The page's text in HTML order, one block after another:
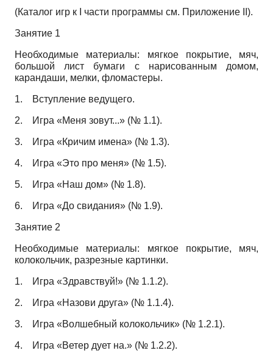
(Каталог игр к I части программы см. Приложение II).
Занятие 1
Необходимые материалы: мягкое покрытие, мяч,
большой лист бумаги с нарисованным домом,
карандаши, мелки, фломастеры.
1. Вступление ведущего.
2. Игра «Меня зовут...» (№ 1.1).
3. Игра «Кричим имена» (№ 1.3).
4. Игра «Это про меня» (№ 1.5).
5. Игра «Наш дом» (№ 1.8).
6. Игра «До свидания» (№ 1.9).
Занятие 2
Необходимые материалы: мягкое покрытие, мяч,
колокольчик, разрезные картинки.
1. Игра «Здравствуй!» (№ 1.1.2).
2. Игра «Назови друга» (№ 1.1.4).
3. Игра «Волшебный колокольчик» (№ 1.2.1).
4. Игра «Ветер дует на.» (№ 1.2.2).